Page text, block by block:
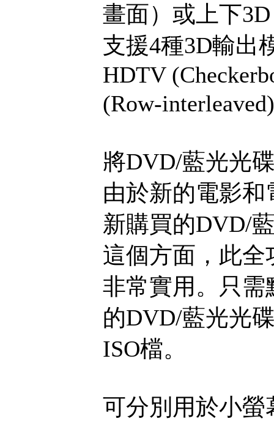
畫面）或上下
支援4種3D輸出
HDTV
(Row-
將DVD/藍光光
由於新的電影
新購買的DVD/
這個方面，此
非常實用。只
的DVD/藍光光
ISO檔。
可分別用於小